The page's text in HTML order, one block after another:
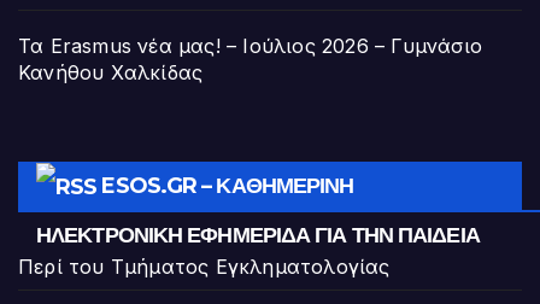
Τα Erasmus νέα μας! – Ιούλιος 2026 – Γυμνάσιο
Κανήθου Χαλκίδας
ESOS.GR – ΚΑΘΗΜΕΡΙΝΉ
ΗΛΕΚΤΡΟΝΙΚΉ ΕΦΗΜΕΡΊΔΑ ΓΙΑ ΤΗΝ ΠΑΙΔΕΊΑ
Περί του Τμήματος Εγκληματολογίας